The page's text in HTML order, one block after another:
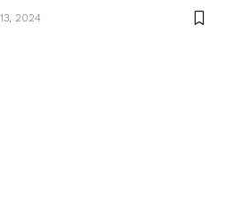
2024